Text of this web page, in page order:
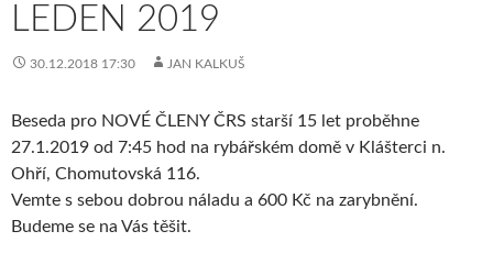
LEDEN 2019
30.12.2018 17:30 JAN KALKUŠ
Beseda pro NOVÉ ČLENY ČRS starší 15 let proběhne
27.1.2019 od 7:45 hod na rybářském domě v Klášterci n.
Ohří, Chomutovská 116.
Vemte s sebou dobrou náladu a 600 Kč na zarybnění.
Budeme se na Vás těšit.